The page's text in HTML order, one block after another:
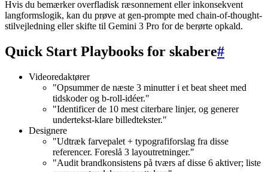
Hvis du bemærker overfladisk ræsonnement eller inkonsekvent
langformslogik, kan du prøve at gen-prompte med chain-of-thought-
stilvejledning eller skifte til Gemini 3 Pro for de berørte opkald.
Quick Start Playbooks for skabere#
Videoredaktører
"Opsummer de næste 3 minutter i et beat sheet med
tidskoder og b-roll-idéer."
"Identificer de 10 mest citerbare linjer, og generer
undertekst-klare billedtekster."
Designere
"Udtræk farvepalet + typografiforslag fra disse
referencer. Foreslå 3 layoutretninger."
"Audit brandkonsistens på tværs af disse 6 aktiver; liste